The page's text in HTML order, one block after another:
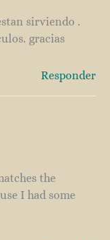
sirviendo .
gracias
Responder
the
I had some